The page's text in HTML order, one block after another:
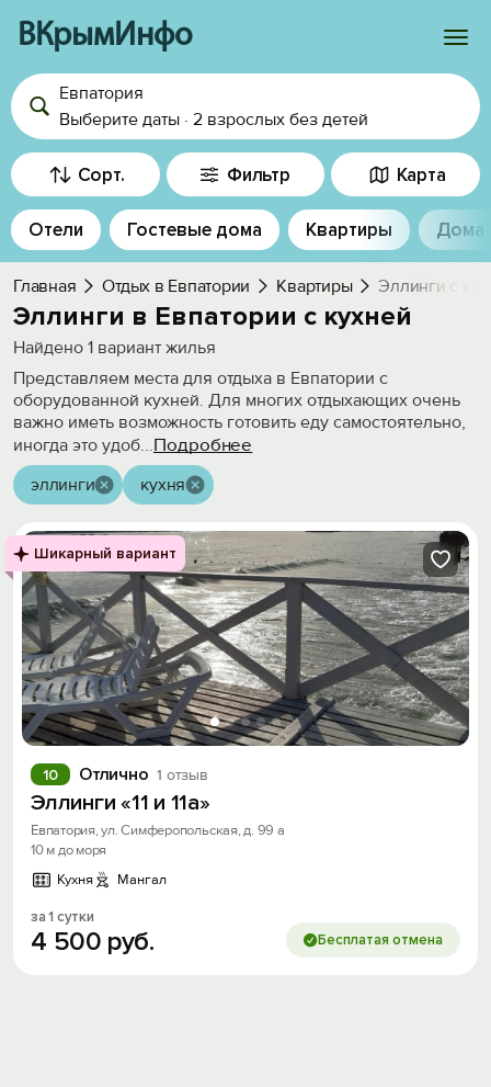
ВКрымИнфо
Войти
Избранное
История просмотра
Добавить свой объект
Евпатория
Выберите даты · 2 взрослых без детей
Сорт. Фильтр Карта
Отели Гостевые дома Квартиры Дома
Главная Отдых в Евпатории Квартиры Эллинги с
Эллинги в Евпатории с кухней
Найдено 1 вариант жилья
Представляем места для отдыха в Евпатории с
оборудованной кухней. Для многих отдыхающих очень
важно иметь возможность готовить еду самостоятельно,
иногда это удоб...Подробнее
эллинги кухня
Шикарный вариант
Отлично 1 отзыв
10
Эллинги «11 и 11а»
Евпатория, ул. Симферопольская, д. 99 а
10 м до моря
Кухня
Мангал
за 1 сутки
4 500 руб. Бесплатая отмена